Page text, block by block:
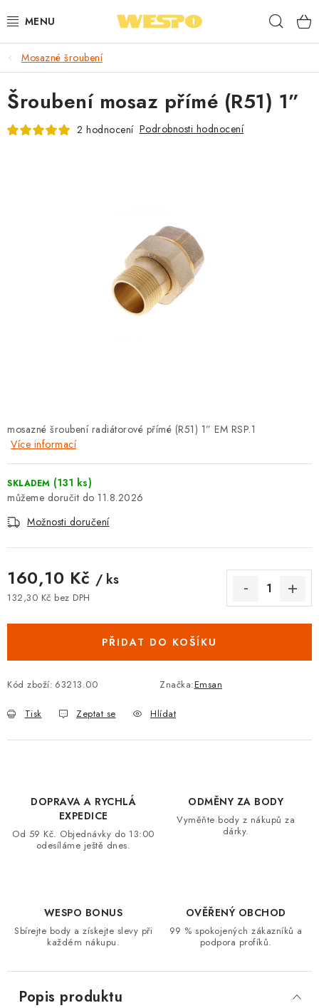
na
ARMATURY PRO TOPENÍ A VODU
TOPENÍ A OHŘEV VODY
TVAROVKY A TRUBKY
⭐ NEJLÉPE HODNOCENÉ
KONTAKT
TOPENÁŘSKÁ AKADEMIE
OBCHODNÍ PODMÍNKY
🚚 STAV OBJEDNÁVKY
MOJE OBJEDNÁVKA
Podmínky ochrany osobních údajů
Mosazné šroubení
mosazné šroubení radiátorové přímé (R51) 1” EM RSP.1
Více informací
SKLADEM (131 ks)
11.8.2026
Možnosti doručení
160,10 Kč / ks
132,30 Kč bez DPH
PŘIDAT DO KOŠÍKU
Kód zboží: 63213.00 Značka:Emsan
Tisk Zeptat se Hlídat
Šroubení mosaz přímé (R51) 1”
2 hodnocení Podrobnosti hodnocení
DOPRAVA A RYCHLÁ
EXPEDICE
Od 59 Kč. Objednávky do 13:00
odesíláme ještě dnes.
ODMĚNY ZA BODY
Vyměňte body z nákupů za
dárky.
WESPO BONUS
Sbírejte body a získejte slevy při
každém nákupu.
OVĚŘENÝ OBCHOD
99 % spokojených zákazníků a
podpora profíků.
Popis produktu